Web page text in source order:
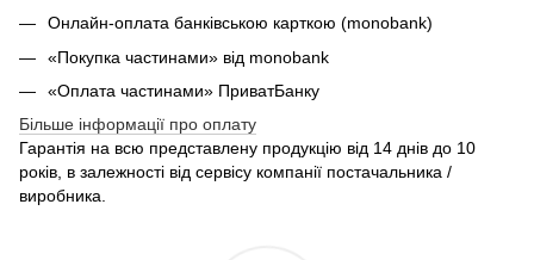
Онлайн-оплата банківською карткою (monobank)
«Покупка частинами» від monobank
«Оплата частинами» ПриватБанку
Більше інформації про оплату
Гарантія на всю представлену продукцію від 14 днів до 10
років, в залежності від сервісу компанії постачальника /
виробника.